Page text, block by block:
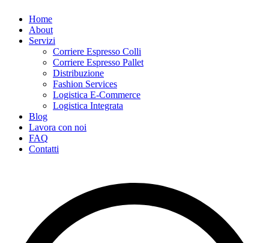
Home
About
Servizi
Corriere Espresso Colli
Corriere Espresso Pallet
Distribuzione
Fashion Services
Logistica E-Commerce
Logistica Integrata
Blog
Lavora con noi
FAQ
Contatti